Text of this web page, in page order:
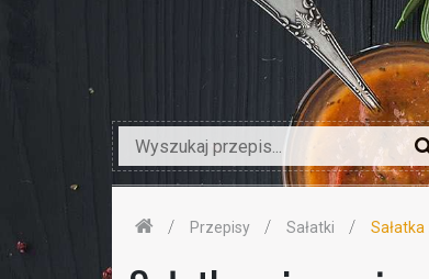
Przepisy Sałatki